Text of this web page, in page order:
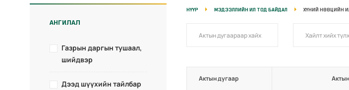
АНГИЛАЛ
Газрын даргын тушаал,
шийдвэр
Дээд шүүхийн тайлбар
НҮҮР МЭДЭЭЛЛИЙН ИЛ ТОД БАЙДАЛ ХҮНИЙ НӨӨЦИЙН
Актын дугаар